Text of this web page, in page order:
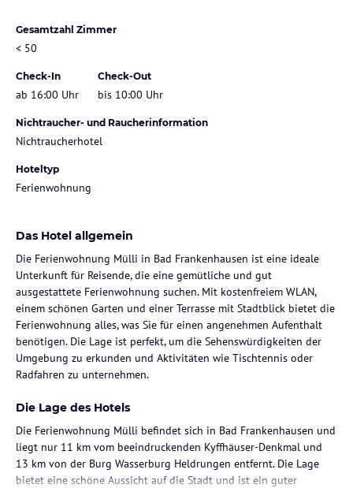
Gesamtzahl Zimmer
< 50
Check-In
ab 16:00 Uhr
Check-Out
bis 10:00 Uhr
Nichtraucher- und Raucherinformation
Nichtraucherhotel
Hoteltyp
Ferienwohnung
Das Hotel allgemein
Die Ferienwohnung Mülli in Bad Frankenhausen ist eine ideale
Unterkunft für Reisende, die eine gemütliche und gut
ausgestattete Ferienwohnung suchen. Mit kostenfreiem WLAN,
einem schönen Garten und einer Terrasse mit Stadtblick bietet die
Ferienwohnung alles, was Sie für einen angenehmen Aufenthalt
benötigen. Die Lage ist perfekt, um die Sehenswürdigkeiten der
Umgebung zu erkunden und Aktivitäten wie Tischtennis oder
Radfahren zu unternehmen.
Die Lage des Hotels
Die Ferienwohnung Mülli befindet sich in Bad Frankenhausen und
liegt nur 11 km vom beeindruckenden Kyffhäuser-Denkmal und
13 km von der Burg Wasserburg Heldrungen entfernt. Die Lage
bietet eine schöne Aussicht auf die Stadt und ist ein guter